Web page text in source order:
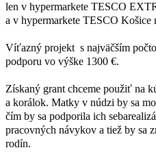
len v hypermarkete TESCO
a v hypermarkete TESCO Košice
Víťazný projekt s najväčším
podporu vo výške 1300 €.
Získaný grant chceme použiť na
a korálok. Matky v núdzi by sa
čím by sa podporila ich
pracovných návykov a tiež by sa
rodín.